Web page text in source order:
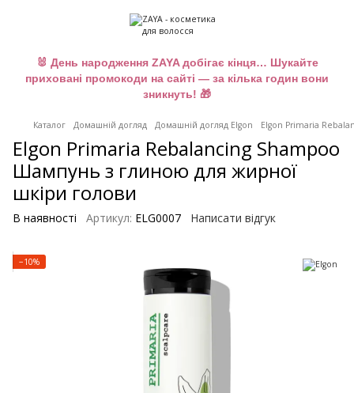
🐰 День народження ZAYA добігає кінця… Шукайте
приховані промокоди на сайті — за кілька годин вони
зникнуть! 🎁
Каталог Домашній догляд Домашній догляд Elgon Elgon Primaria
Elgon Primaria Rebalancing Shampoo
Шампунь з глиною для жирної
шкіри голови
В наявності Артикул: ELG0007 Написати відгук
−10%